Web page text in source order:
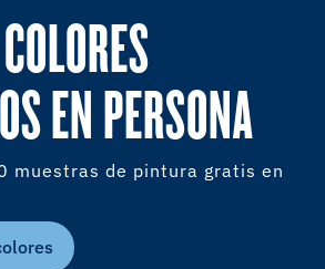
EN PERSONA
muestras de pintura gratis en